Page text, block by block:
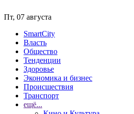
Пт, 07 августа
SmartCity
Власть
Общество
Тенденции
Здоровье
Экономика и бизнес
Происшествия
Транспорт
ещё...